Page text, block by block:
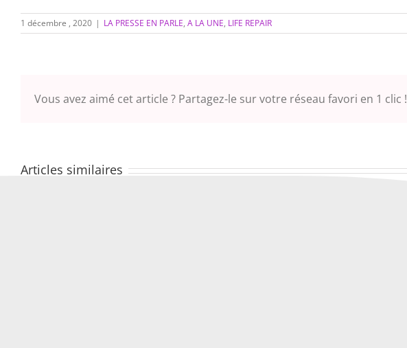
1 décembre , 2020 | LA PRESSE EN PARLE, A LA UNE, LIFE REPAIR
Vous avez aimé cet article ? Partagez-le sur votre réseau favori en 1 clic !
Articles similaires